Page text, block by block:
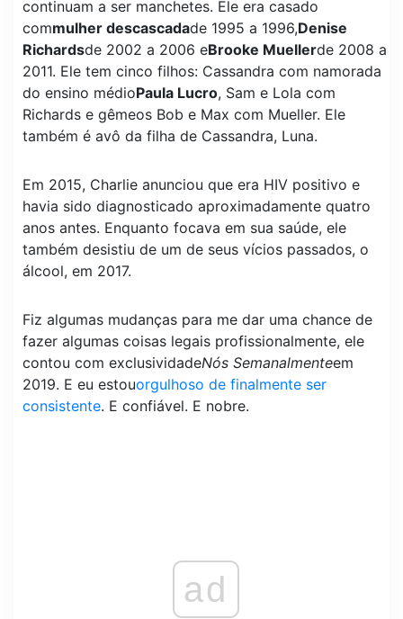
continuam a ser manchetes. Ele era casado
commulher descascadade 1995 a 1996,Denise
Richardsde 2002 a 2006 eBrooke Muellerde 2008 a
2011. Ele tem cinco filhos: Cassandra com namorada
do ensino médioPaula Lucro, Sam e Lola com
Richards e gêmeos Bob e Max com Mueller. Ele
também é avô da filha de Cassandra, Luna.
Em 2015, Charlie anunciou que era HIV positivo e
havia sido diagnosticado aproximadamente quatro
anos antes. Enquanto focava em sua saúde, ele
também desistiu de um de seus vícios passados, o
álcool, em 2017.
Fiz algumas mudanças para me dar uma chance de
fazer algumas coisas legais profissionalmente, ele
contou com exclusividadeNós Semanalmenteem
2019. E eu estouorgulhoso de finalmente ser
consistente. E confiável. E nobre.
ad